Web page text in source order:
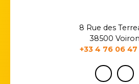
8 Rue des
38500 Voiron
+33 4 76 06